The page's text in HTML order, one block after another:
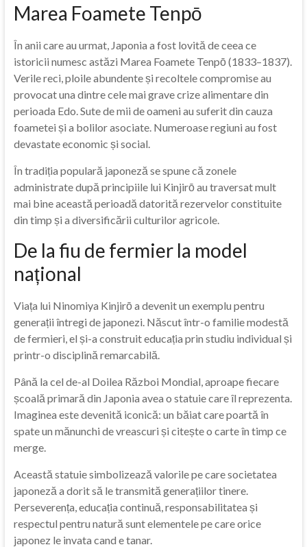
Marea Foamete Tenpō
În anii care au urmat, Japonia a fost lovită de ceea ce
istoricii numesc astăzi Marea Foamete Tenpō (1833–1837).
Verile reci, ploile abundente și recoltele compromise au
provocat una dintre cele mai grave crize alimentare din
perioada Edo. Sute de mii de oameni au suferit din cauza
foametei și a bolilor asociate. Numeroase regiuni au fost
devastate economic și social.
În tradiția populară japoneză se spune că zonele
administrate după principiile lui Kinjirō au traversat mult
mai bine această perioadă datorită rezervelor constituite
din timp și a diversificării culturilor agricole.
De la fiu de fermier la model
național
Viața lui Ninomiya Kinjirō a devenit un exemplu pentru
generații întregi de japonezi. Născut într-o familie modestă
de fermieri, el și-a construit educația prin studiu individual și
printr-o disciplină remarcabilă.
Până la cel de-al Doilea Război Mondial, aproape fiecare
școală primară din Japonia avea o statuie care îl reprezenta.
Imaginea este devenită iconică: un băiat care poartă în
spate un mănunchi de vreascuri și citește o carte în timp ce
merge.
Această statuie simbolizează valorile pe care societatea
japoneză a dorit să le transmită generațiilor tinere.
Perseverența, educația continuă, responsabilitatea și
respectul pentru natură sunt elementele pe care orice
japonez le invata cand e tanar.